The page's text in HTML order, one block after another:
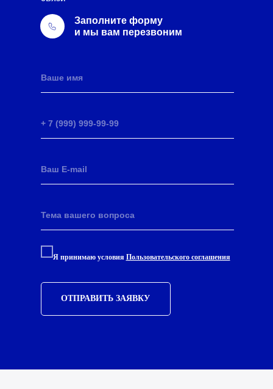
Заполните форму
и мы вам перезвоним
Я принимаю условия Пользовательского соглашения
ОТПРАВИТЬ ЗАЯВКУ